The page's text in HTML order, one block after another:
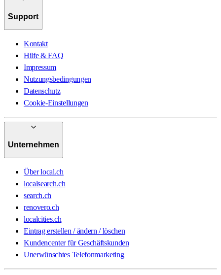
Support
Kontakt
Hilfe & FAQ
Impressum
Nutzungsbedingungen
Datenschutz
Cookie-Einstellungen
Unternehmen
Über local.ch
localsearch.ch
search.ch
renovero.ch
localcities.ch
Eintrag erstellen / ändern / löschen
Kundencenter für Geschäftskunden
Unerwünschtes Telefonmarketing